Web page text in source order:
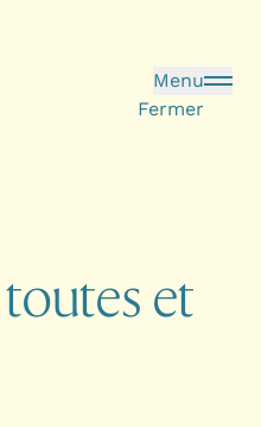
Menu
Fermer
toutes et